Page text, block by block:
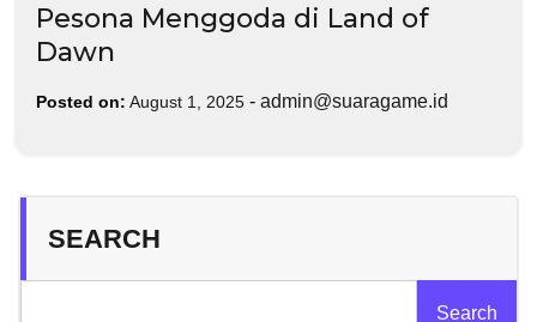
Pesona Menggoda di Land of
Dawn
Posted on: August 1, 2025 - admin@suaragame.id
SEARCH
Search